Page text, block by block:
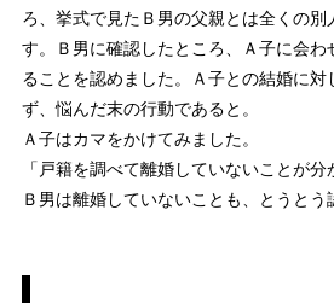
ろ、挙式で見たＢ男の父親とは全くの別
す。Ｂ男に確認したところ、Ａ子に会わ
ることを認めました。Ａ子との結婚に
ず、悩んだ末の行動であると。
Ａ子はカマをかけてみました。
「戸籍を調べて離婚していないことが分
Ｂ男は離婚していないことも、とうとう